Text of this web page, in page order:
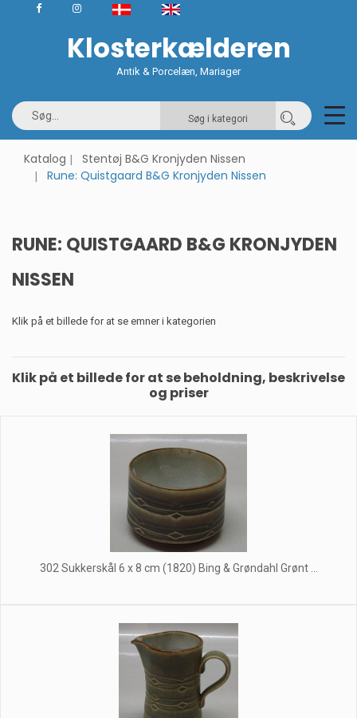
Klosterkælderen
Antik & Porcelæn, Mariager
Søg i kategori
Katalog
Stentøj B&G Kronjyden Nissen
Rune: Quistgaard B&G Kronjyden Nissen
RUNE: QUISTGAARD B&G KRONJYDEN
NISSEN
Klik på et billede for at se emner i kategorien
Klik på et billede for at se beholdning, beskrivelse
og priser
302 Sukkerskål 6 x 8 cm (1820) Bing & Grøndahl Grønt ...